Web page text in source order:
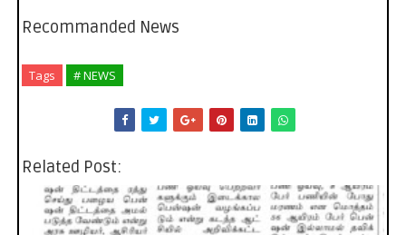
Recommanded News
Tags # NEWS
Related Post: